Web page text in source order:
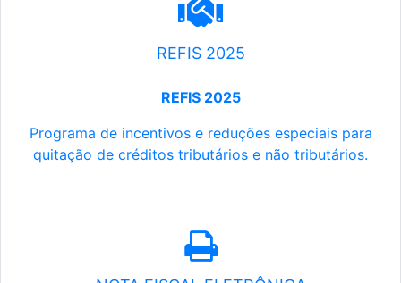
REFIS 2025
REFIS 2025
Programa de incentivos e reduções especiais para
quitação de créditos tributários e não tributários.